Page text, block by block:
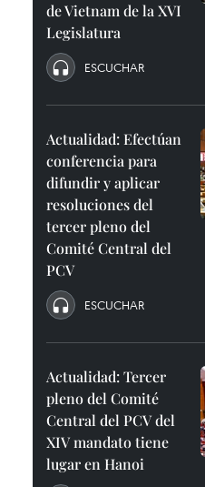
de Vietnam de la XVI
Legislatura
ESCUCHAR
Actualidad: Efectúan
conferencia para
difundir y aplicar
resoluciones del
tercer pleno del
Comité Central del
PCV
ESCUCHAR
Actualidad: Tercer
pleno del Comité
Central del PCV del
XIV mandato tiene
lugar en Hanoi